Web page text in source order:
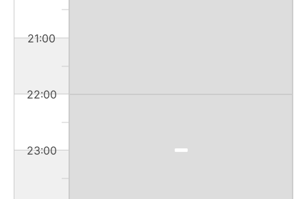
21:00
22:00
23:00